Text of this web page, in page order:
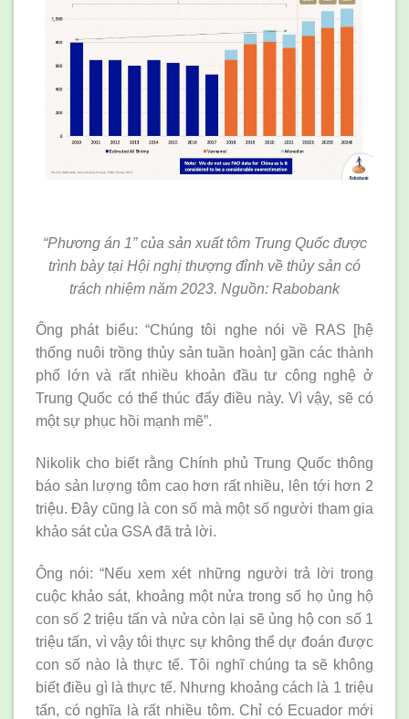
“Phương án 1” của sản xuất tôm Trung Quốc được
trình bày tại Hội nghị thượng đỉnh về thủy sản có
trách nhiệm năm 2023. Nguồn: Rabobank
Ông phát biểu: “Chúng tôi nghe nói về RAS [hệ
thống nuôi trồng thủy sản tuần hoàn] gần các thành
phố lớn và rất nhiều khoản đầu tư công nghệ ở
Trung Quốc có thể thúc đẩy điều này. Vì vậy, sẽ có
một sự phục hồi mạnh mẽ”.
Nikolik cho biết rằng Chính phủ Trung Quốc thông
báo sản lượng tôm cao hơn rất nhiều, lên tới hơn 2
triệu. Đây cũng là con số mà một số người tham gia
khảo sát của GSA đã trả lời.
Ông nói: “Nếu xem xét những người trả lời trong
cuộc khảo sát, khoảng một nửa trong số họ ủng hộ
con số 2 triệu tấn và nửa còn lại sẽ ủng hộ con số 1
triệu tấn, vì vậy tôi thực sự không thể dự đoán được
con số nào là thực tế. Tôi nghĩ chúng ta sẽ không
biết điều gì là thực tế. Nhưng khoảng cách là 1 triệu
tấn, có nghĩa là rất nhiều tôm. Chỉ có Ecuador mới